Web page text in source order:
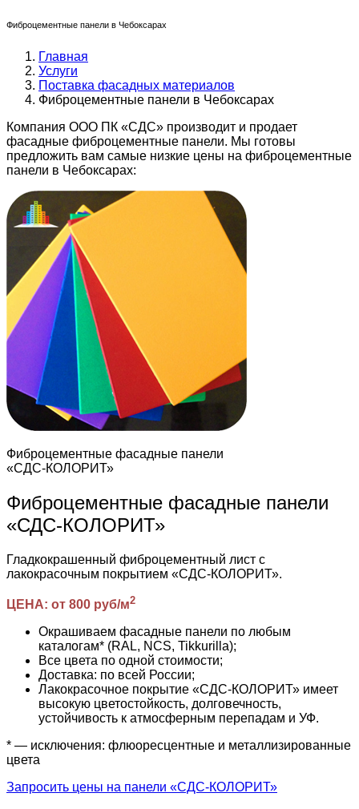
Фиброцементные панели в Чебоксарах
Главная
Услуги
Поставка фасадных материалов
Фиброцементные панели в Чебоксарах
Компания ООО ПК «СДС» производит и продает
фасадные фиброцементные панели. Мы готовы
предложить вам самые низкие цены на фиброцементные
панели в Чебоксарах:
Фиброцементные фасадные панели
«СДС-КОЛОРИТ»
Фиброцементные фасадные панели
«СДС-КОЛОРИТ»
Гладкокрашенный фиброцементный лист с
лакокрасочным покрытием «СДС-КОЛОРИТ».
ЦЕНА: от 800 руб/м2
Окрашиваем фасадные панели по любым
каталогам* (RAL, NCS, Tikkurilla);
Все цвета по одной стоимости;
Доставка: по всей России;
Лакокрасочное покрытие «СДС-КОЛОРИТ» имеет
высокую цветостойкость, долговечность,
устойчивость к атмосферным перепадам и УФ.
* — исключения: флюоресцентные и металлизированные
цвета
Запросить цены на панели «СДС-КОЛОРИТ»